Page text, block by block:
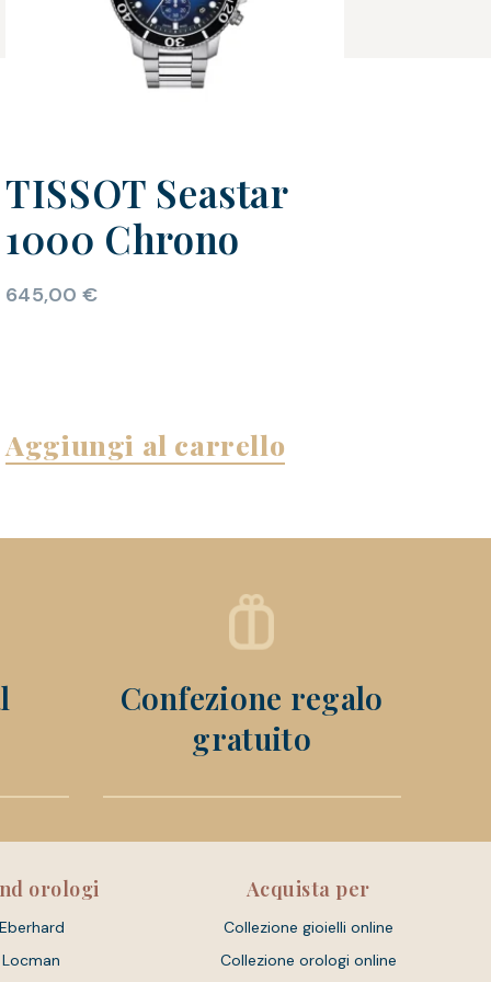
TISSOT Seastar
1000 Chrono
645,00 €
Aggiungi al carrello
Confezione regalo
gratuito
orologi
Locman
Acquista per
Collezione gioielli online
Collezione orologi online